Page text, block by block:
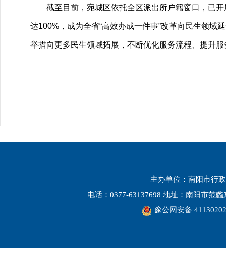
截至目前，宛城区依托全区派出所户籍窗口，已
达100%，成为全省“高效办成一件事”改革向民生领域
举措向更多民生领域拓展，不断优化服务流程、提升
主办单位：南阳市行
电话：0377-63137698 地址：南阳市范
豫公网安备